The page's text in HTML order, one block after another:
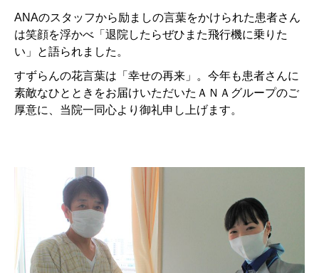
ANAのスタッフから励ましの言葉をかけられた患者さん
は笑顔を浮かべ「退院したらぜひまた飛行機に乗りた
い」と語られました。
すずらんの花言葉は「幸せの再来」。今年も患者さんに
素敵なひとときをお届けいただいたＡＮＡグループのご
厚意に、当院一同心より御礼申し上げます。